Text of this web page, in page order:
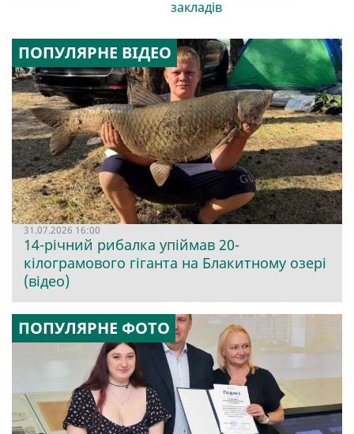
закладів
ПОПУЛЯРНЕ ВІДЕО
31.07.2026 16:00
14-річний рибалка упіймав 20-
кілограмового гіганта на Блакитному озері
(відео)
ПОПУЛЯРНЕ ФОТО